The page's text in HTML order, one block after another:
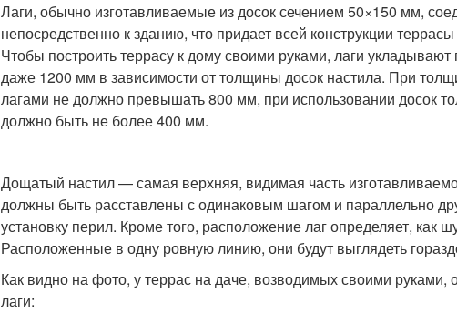
Лаги, обычно изготавливаемые из досок сечением 50×150 мм,
непосредственно к зданию, что придает всей конструкции
Чтобы построить террасу к дому своими руками, лаги
даже 1200 мм в зависимости от толщины досок настила. При
лагами не должно превышать 800 мм, при использовании досок
должно быть не более 400 мм.
Дощатый настил — самая верхняя, видимая часть
должны быть расставлены с одинаковым шагом и параллельно
установку перил. Кроме того, расположение лаг определяет, как
Расположенные в одну ровную линию, они будут выглядеть
Как видно на фото, у террас на даче, возводимых своими
лаги: